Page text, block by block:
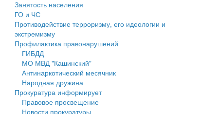
Оценка регулирующего воздействия
Деятельность МУ
Нормативы градостроительного проектирования
Правила землепользования и застройки
Генеральные планы
Проекты планировки территории
Занятость населения
ГО и ЧС
Противодействие терроризму, его идеологии и
экстремизму
Профилактика правонарушений
ГИБДД
МО МВД "Кашинский"
Антинаркотический месячник
Народная дружина
Прокуратура информирует
Правовое просвещение
Новости прокуратуры